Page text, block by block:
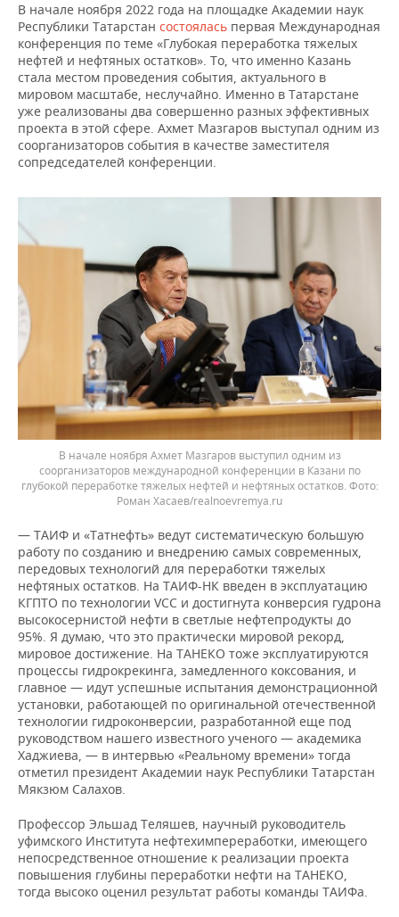
В начале ноября 2022 года на площадке Академии наук
Республики Татарстан состоялась первая Международная
конференция по теме «Глубокая переработка тяжелых
нефтей и нефтяных остатков». То, что именно Казань
стала местом проведения события, актуального в
мировом масштабе, неслучайно. Именно в Татарстане
уже реализованы два совершенно разных эффективных
проекта в этой сфере. Ахмет Мазгаров выступал одним из
соорганизаторов события в качестве заместителя
сопредседателей конференции.
В начале ноября Ахмет Мазгаров выступил одним из
соорганизаторов международной конференции в Казани по
глубокой переработке тяжелых нефтей и нефтяных остатков. Фото:
Роман Хасаев/realnoevremya.ru
— ТАИФ и «Татнефть» ведут систематическую большую
работу по созданию и внедрению самых современных,
передовых технологий для переработки тяжелых
нефтяных остатков. На ТАИФ-НК введен в эксплуатацию
КГПТО по технологии VCC и достигнута конверсия гудрона
высокосернистой нефти в светлые нефтепродукты до
95%. Я думаю, что это практически мировой рекорд,
мировое достижение. На ТАНЕКО тоже эксплуатируются
процессы гидрокрекинга, замедленного коксования, и
главное — идут успешные испытания демонстрационной
установки, работающей по оригинальной отечественной
технологии гидроконверсии, разработанной еще под
руководством нашего известного ученого — академика
Хаджиева, — в интервью «Реальному времени» тогда
отметил президент Академии наук Республики Татарстан
Мякзюм Салахов.
Профессор Эльшад Теляшев, научный руководитель
уфимского Института нефтехимпереработки, имеющего
непосредственное отношение к реализации проекта
повышения глубины переработки нефти на ТАНЕКО,
тогда высоко оценил результат работы команды ТАИФа.